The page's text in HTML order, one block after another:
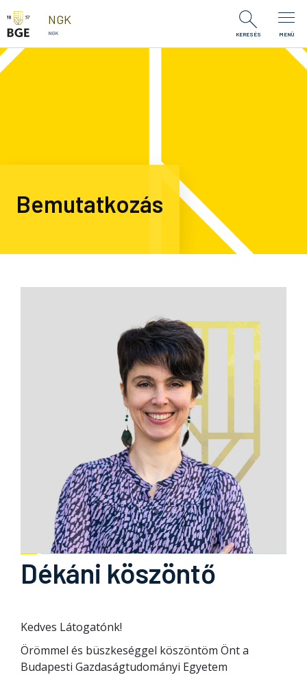
Ugrás a tartalomra
NGK
NGK KERESÉS MENÜ
Bemutatkozás
Dékáni köszöntő
Kedves Látogatónk!
Örömmel és büszkeséggel köszöntöm Önt a
Budapesti Gazdaságtudományi Egyetem